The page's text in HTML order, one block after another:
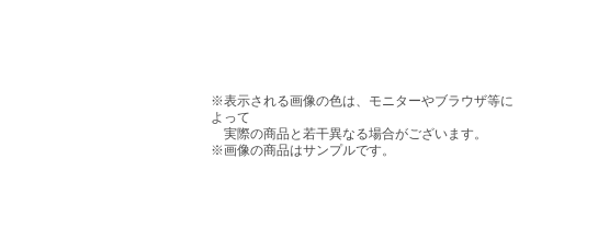
※表示される画像の色は、モニターやブラウザ等に
よって
実際の商品と若干異なる場合がございます。
※画像の商品はサンプルです。